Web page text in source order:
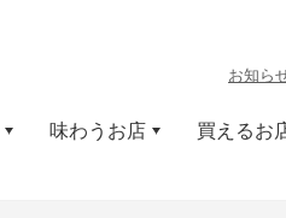
お知ら
味わうお店 買えるお